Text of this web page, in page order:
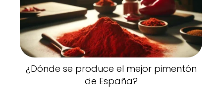
¿Dónde se produce el mejor pimentón
de España?